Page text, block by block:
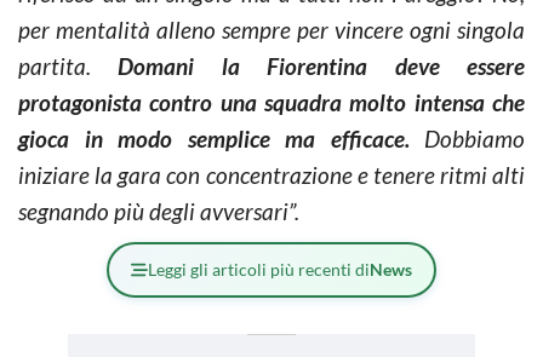
per mentalità alleno sempre per vincere ogni singola
partita.Domani la Fiorentina deve essere
protagonista contro una squadra molto intensa che
gioca in modo semplice ma efficace.Dobbiamo
iniziare la gara con concentrazione e tenere ritmi alti
segnando più degli avversari”.
Leggi gli articoli più recenti diNews